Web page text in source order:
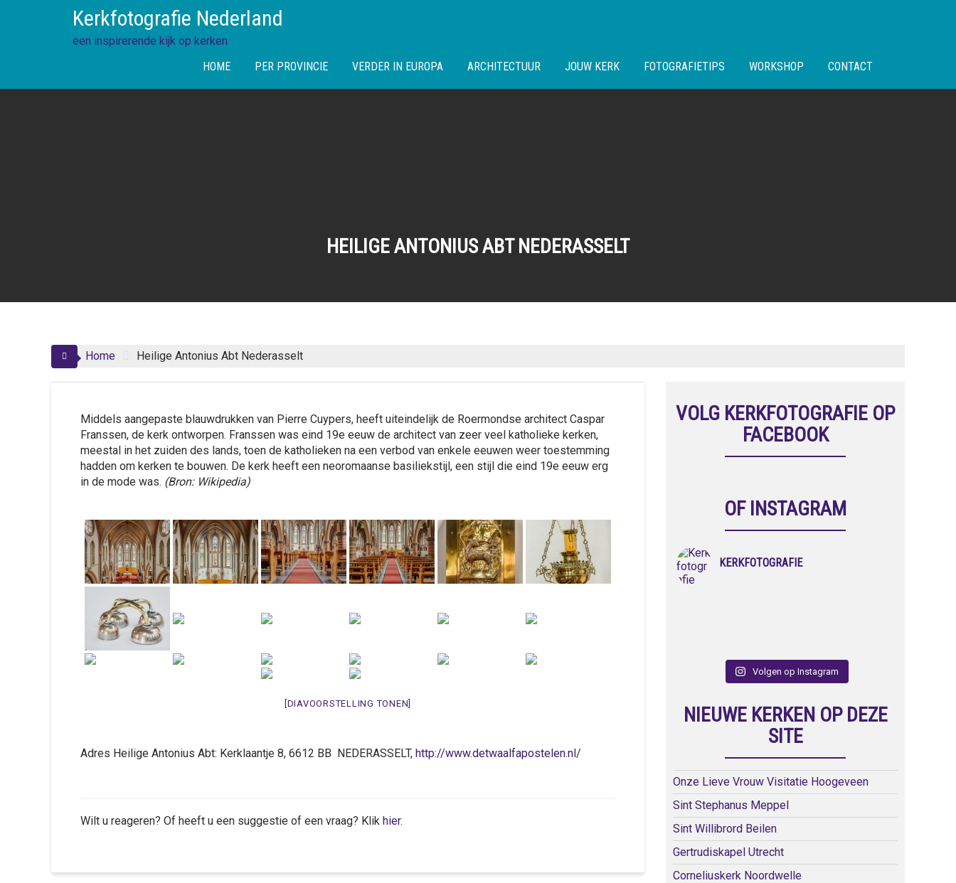
Kerkfotografie Nederland
een inspirerende kijk op kerken
HOME
PER PROVINCIE VERDER IN EUROPA ARCHITECTUUR JOUW KERK FOTOGRAFIETIPS WORKSHOP CONTACT
HEILIGE ANTONIUS ABT NEDERASSELT
Home Heilige Antonius Abt Nederasselt
Middels aangepaste blauwdrukken van Pierre Cuypers, heeft uiteindelijk de Roermondse architect Caspar
Franssen, de kerk ontworpen. Franssen was eind 19e eeuw de architect van zeer veel katholieke kerken,
meestal in het zuiden des lands, toen de katholieken na een verbod van enkele eeuwen weer toestemming
hadden om kerken te bouwen. De kerk heeft een neoromaanse basiliekstijl, een stijl die eind 19e eeuw erg
in de mode was. (Bron: Wikipedia)
[DIAVOORSTELLING TONEN]
Adres Heilige Antonius Abt: Kerklaantje 8, 6612 BB NEDERASSELT, http://www.detwaalfapostelen.nl/
Wilt u reageren? Of heeft u een suggestie of een vraag? Klik hier.
VOLG KERKFOTOGRAFIE OP
FACEBOOK
OF INSTAGRAM
KERKFOTOGRAFIE
Volgen op Instagram
NIEUWE KERKEN OP DEZE
SITE
Onze Lieve Vrouw Visitatie Hoogeveen
Sint Stephanus Meppel
Sint Willibrord Beilen
Gertrudiskapel Utrecht
Corneliuskerk Noordwelle